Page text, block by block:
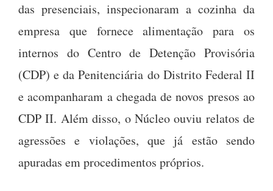
das presenciais, inspecionaram a cozinha da
empresa que fornece alimentação para os
internos do Centro de Detenção Provisória
(CDP) e da Penitenciária do Distrito Federal II
e acompanharam a chegada de novos presos ao
CDP II. Além disso, o Núcleo ouviu relatos de
agressões e violações, que já estão sendo
apuradas em procedimentos próprios.